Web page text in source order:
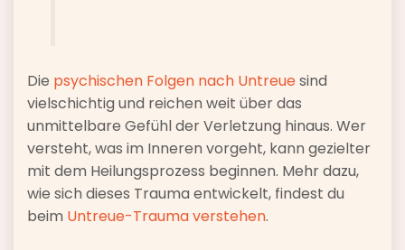
Die psychischen Folgen nach Untreue sind
vielschichtig und reichen weit über das
unmittelbare Gefühl der Verletzung hinaus. Wer
versteht, was im Inneren vorgeht, kann gezielter
mit dem Heilungsprozess beginnen. Mehr dazu,
wie sich dieses Trauma entwickelt, findest du
beim Untreue-Trauma verstehen.